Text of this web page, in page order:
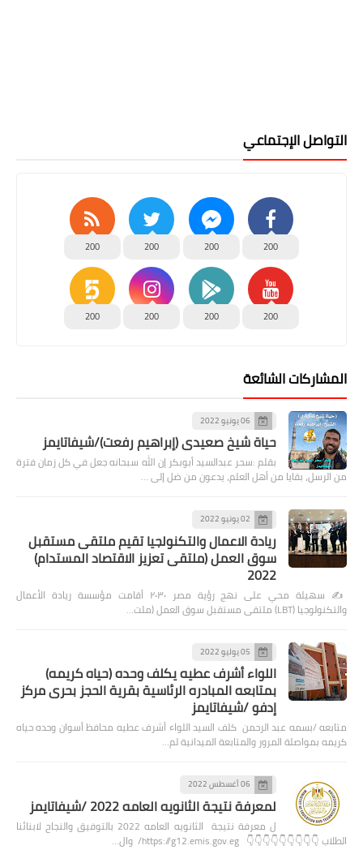
التواصل الإجتماعي
200
200
200
200
200
200
200
200
المشاركات الشائعة
06 يونيو 2022
حياة شيخ صعيدى (إبراهيم رفعت)/شيفاتايمز
بقلم :سحر عبدالسيد أبوبكر إن الله سبحانه جعل في كل زمان فترة
من الرسل، بقايا من أهل العلم، يدعون من ضل إلى …
02 يونيو 2022
ريادة الاعمال والتكنولجيا تقيم ملتقى مستقبل
سوق العمل (ملتقى تعزيز الاقتصاد المستدام)
2022
✍️ سهيلة محي على نهج رؤية مصر ٢٠٣٠ أقامت مؤسسة ريادة الأعمال
والتكنولوجيا (LBT) ملتقى مستقبل سوق العمل (ملت…
05 يوليو 2022
اللواء أشرف عطيه يكلف وحده (حياه كريمه)
بمتابعه المبادره الرئاسية بقرية الحجز بحرى مركز
إدفو /شيفاتايمز
متابعه /بسمه عبد الرحمن كلف السيد اللواء أشرف عطيه محافظ أسوان وحده حياه
كريمه بمواصلة المرور والمتابعة الميدانية لم…
06 أغسطس 2022
لمعرفة نتيجة الثانويه العامه 2022 /شيفاتايمز
ل معرفة نتيجة الثانويه العامه 2022 بالتوفيق والنجاح لابنائنا
الطلاب 👇👇👇👇👇👇👇👇👇 https://g12.emis.gov.eg/ وال…